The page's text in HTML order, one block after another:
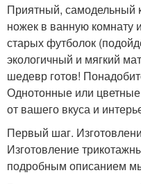
Приятный, самодельный
ножек в ванную комнату
старых футболок
экологичный и мягкий
шедевр готов!
Однотонные или цветные
от вашего вкуса и
Первый шаг.
Изготовление
подробным описанием